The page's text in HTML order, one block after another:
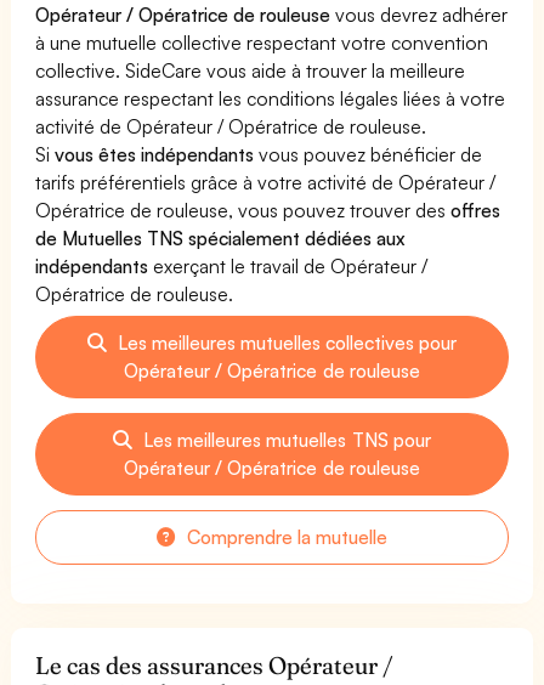
Opérateur / Opératrice de rouleuse vous devrez adhérer
à une mutuelle collective respectant votre convention
collective. SideCare vous aide à trouver la meilleure
assurance respectant les conditions légales liées à votre
activité de Opérateur / Opératrice de rouleuse.
Sivous êtes indépendants vous pouvez bénéficier de
tarifs préférentiels grâce à votre activité de Opérateur /
Opératrice de rouleuse, vous pouvez trouver desoffres
de Mutuelles TNS spécialement dédiées aux
indépendants exerçant le travail de Opérateur /
Opératrice de rouleuse.
Les meilleures mutuelles collectives pour
Opérateur / Opératrice de rouleuse
Les meilleures mutuelles TNS pour
Opérateur / Opératrice de rouleuse
Comprendre la mutuelle
Le cas des assurances Opérateur /